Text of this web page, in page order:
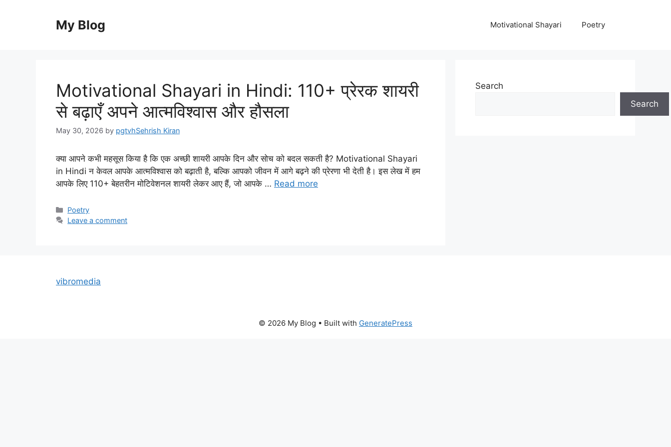
My Blog Motivational Shayari Poetry
Motivational Shayari in Hindi: 110+ प्रेरक शायरी
से बढ़ाएँ अपने आत्मविश्वास और हौसला
May 30, 2026 by pgtvhSehrish Kiran
क्या आपने कभी महसूस किया है कि एक अच्छी शायरी आपके दिन और सोच को बदल सकती है? Motivational Shayari
in Hindi न केवल आपके आत्मविश्वास को बढ़ाती है, बल्कि आपको जीवन में आगे बढ़ने की प्रेरणा भी देती है। इस लेख में हम
आपके लिए 110+ बेहतरीन मोटिवेशनल शायरी लेकर आए हैं, जो आपके … Read more
Categories
Poetry
Leave a comment
Search
Search
vibromedia
© 2026 My Blog • Built with GeneratePress